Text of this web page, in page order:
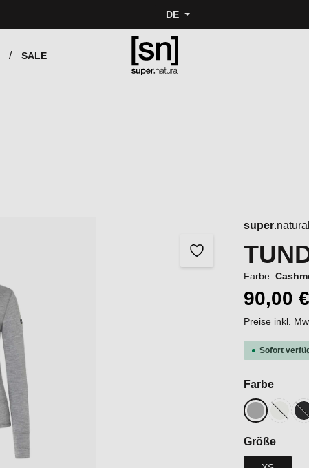
DE
SALE
super.natural
Farbe:
90,00 €
Preise inkl.
Sofort
Farbe
Cashmere
Fresh
(Diese
Größe